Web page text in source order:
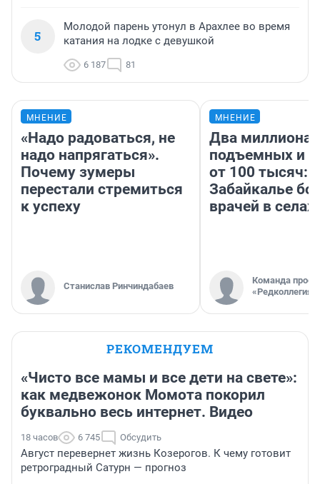
5
Молодой парень утонул в Арахлее во время
катания на лодке с девушкой
6 187 81
МНЕНИЕ
«Надо радоваться, не
надо напрягаться».
Почему зумеры
перестали стремиться
к успеху
Станислав Ринчиндабаев
МНЕНИЕ
Два миллиона
подъемных и
от 100 тысяч:
Забайкалье
врачей в селах
Команда
«Редколлегия»
РЕКОМЕНДУЕМ
«Чисто все мамы и все дети на свете»:
как медвежонок Момота покорил
буквально весь интернет. Видео
18 часов 6 745 Обсудить
Август перевернет жизнь Козерогов. К чему готовит
ретроградный Сатурн — прогноз